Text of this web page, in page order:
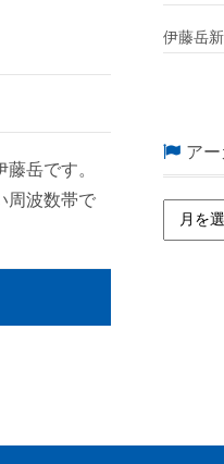
岳です。
周波数帯で
伊藤岳
ア